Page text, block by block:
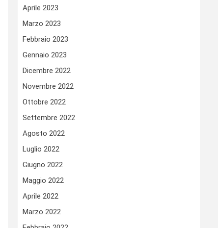
Aprile 2023
Marzo 2023
Febbraio 2023
Gennaio 2023
Dicembre 2022
Novembre 2022
Ottobre 2022
Settembre 2022
Agosto 2022
Luglio 2022
Giugno 2022
Maggio 2022
Aprile 2022
Marzo 2022